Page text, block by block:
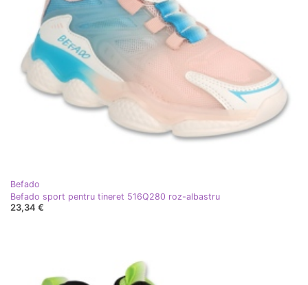
Befado
Befado sport pentru tineret 516Q280 roz-albastru
23,34 €